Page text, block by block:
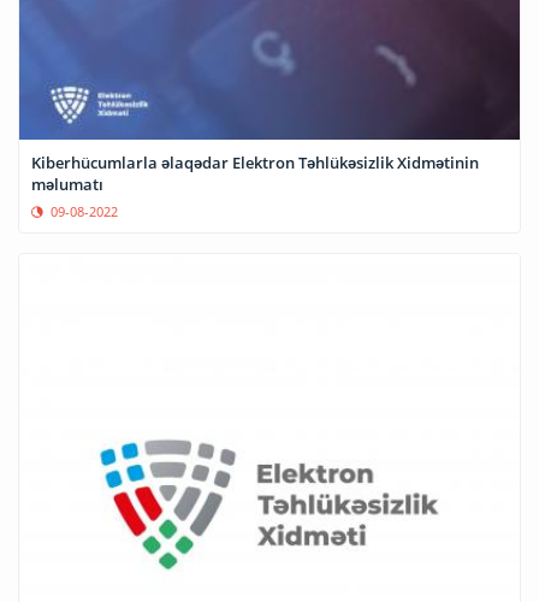
Kiberhücumlarla əlaqədar Elektron Təhlükəsizlik Xidmətinin
09-08-2022